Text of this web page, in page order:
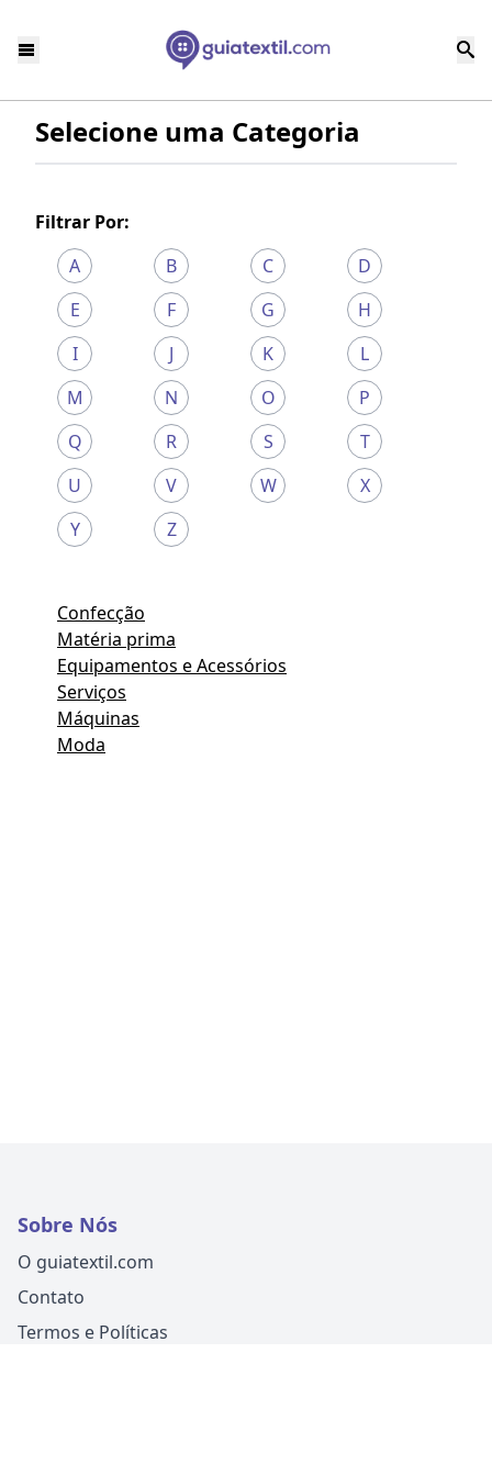
Selecione uma Categoria
Filtrar Por:
A
B C
D
E
F G
H
I
J K
L
M
N O
P
Q
R S
T
U
V W
X
Y
Z
Confecção
Matéria prima
Equipamentos e Acessórios
Serviços
Máquinas
Moda
Sobre Nós
O guiatextil.com
Contato
Termos e Políticas